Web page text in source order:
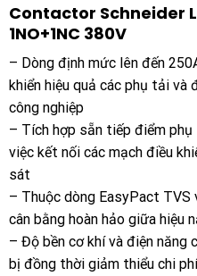
Contactor Schneider
1NO+1NC 380V
– Dòng định mức lên đến
khiển hiệu quả các phụ tải
công nghiệp
– Tích hợp sẵn tiếp điểm
việc kết nối các mạch điều
sát
– Thuộc dòng EasyPact
cân bằng hoàn hảo giữa hiệu
– Độ bền cơ khí và điện
bị đồng thời giảm thiểu chi